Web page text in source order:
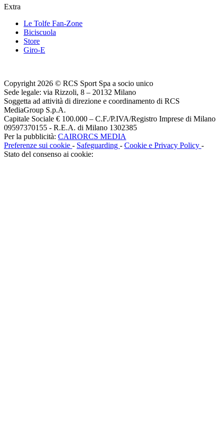
Extra
Le Tolfe Fan-Zone
Biciscuola
Store
Giro-E
Copyright 2026 © RCS Sport Spa a socio unico
Sede legale: via Rizzoli, 8 – 20132 Milano
Soggetta ad attività di direzione e coordinamento di RCS
MediaGroup S.p.A.
Capitale Sociale € 100.000 – C.F./P.IVA/Registro Imprese di Milano
09597370155 - R.E.A. di Milano 1302385
Per la pubblicità: CAIRORCS MEDIA
Preferenze sui cookie - Safeguarding - Cookie e Privacy Policy -
Stato del consenso ai cookie: